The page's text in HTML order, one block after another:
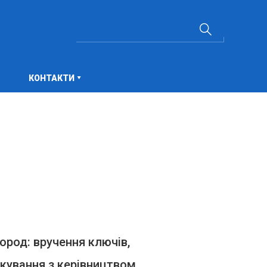
КОНТАКТИ
вручення ключів,